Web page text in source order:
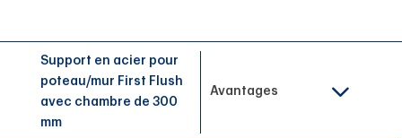
Support en acier pour
poteau/mur First Flush
avec chambre de 300
mm
Avantages